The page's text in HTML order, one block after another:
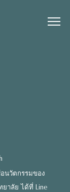
นวัตกรรมของ
าลัย ได้ที่ Line